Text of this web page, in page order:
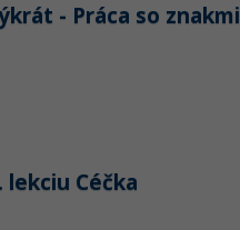
- Práca so znakmi
lekciu Céčka